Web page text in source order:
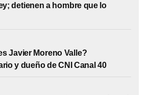
detienen a hombre que lo
Javier Moreno Valle?
y dueño de CNI Canal 40